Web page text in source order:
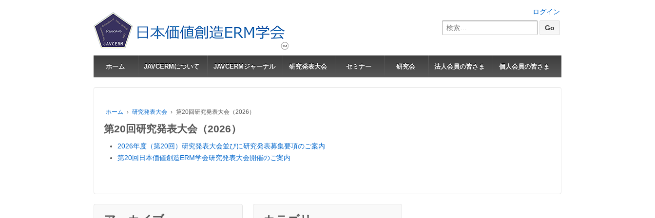
ログイン
検
索:
ホーム JAVCERMについて JAVCERMジャーナル 研究発表大会 セミナー 研究会 法人会員の皆さま 個人会員の皆さま
ホーム › 研究発表大会 › 第20回研究発表大会（2026）
第20回研究発表大会（2026）
2026年度（第20回）研究発表大会並びに研究発表募集要項のご案内
第20回日本価値創造ERM学会研究発表大会開催のご案内